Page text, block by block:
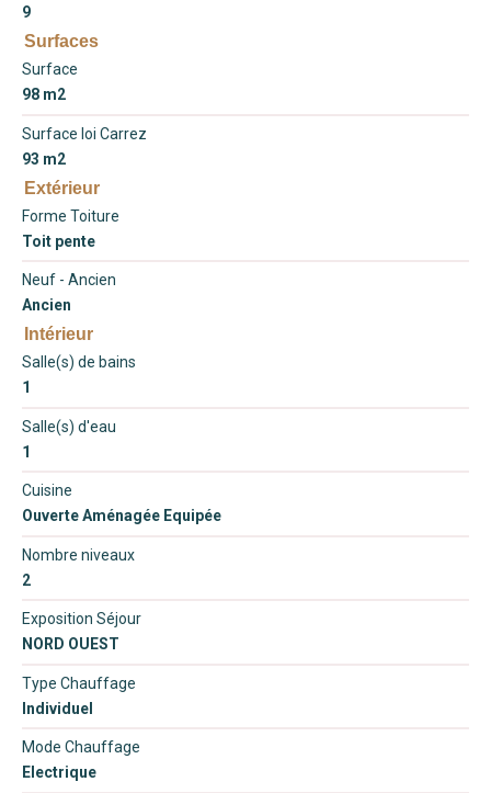
9
Surfaces
Surface
98 m2
Surface loi Carrez
93 m2
Extérieur
Forme Toiture
Toit pente
Neuf - Ancien
Ancien
Intérieur
Salle(s) de bains
1
Salle(s) d'eau
1
Cuisine
Ouverte Aménagée Equipée
Nombre niveaux
2
Exposition Séjour
NORD OUEST
Type Chauffage
Individuel
Mode Chauffage
Electrique